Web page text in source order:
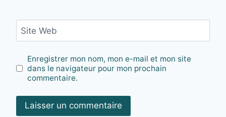
Site Web
Enregistrer mon nom, mon e-mail et mon site
dans le navigateur pour mon prochain
commentaire.